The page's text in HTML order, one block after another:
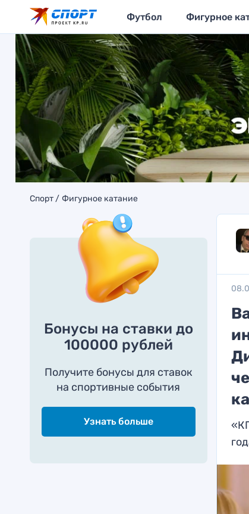
Футбол Фигурное
Спорт Фигурное катание
Бонусы на ставки до
100000 рублей
Получите бонусы для ставок
на спортивные события
Узнать больше